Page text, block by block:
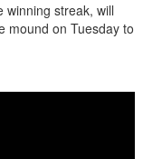
winning streak, will
mound on Tuesday to